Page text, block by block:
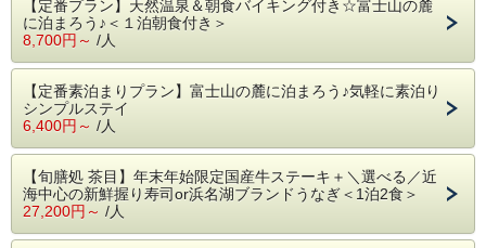
【定番プラン】天然温泉＆朝食バイキング付き☆富士山の麓
に泊まろう♪＜１泊朝食付き＞
8,700円～ /人
【定番素泊まりプラン】富士山の麓に泊まろう♪気軽に素泊り
シンプルステイ
6,400円～ /人
【旬膳処 茶目】年末年始限定国産牛ステーキ＋＼選べる／近
海中心の新鮮握り寿司or浜名湖ブランドうなぎ＜1泊2食＞
27,200円～ /人